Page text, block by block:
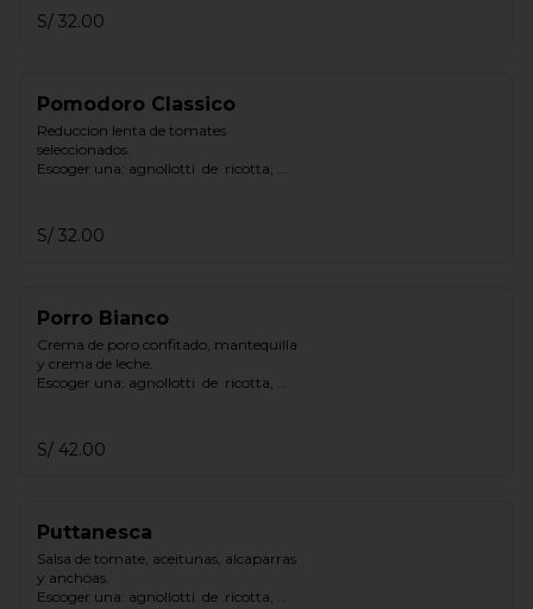
S/ 32.00
Pomodoro Classico
Reduccion lenta de tomates
seleccionados.
Escoger una: agnollotti  de  ricotta,
S/ 32.00
Porro Bianco
Crema de poro confitado, mantequilla
y crema de leche.
Escoger una: agnollotti  de  ricotta,
S/ 42.00
Puttanesca
Salsa de tomate, aceitunas, alcaparras
y anchoas.
Escoger una: agnollotti  de  ricotta,